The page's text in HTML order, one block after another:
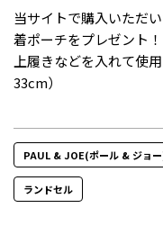
当サイトで購入いただ
着ポーチをプレゼント！
上履きなどを入れて使
33cm）
PAUL & JOE(ポール & ジョ
ランドセル